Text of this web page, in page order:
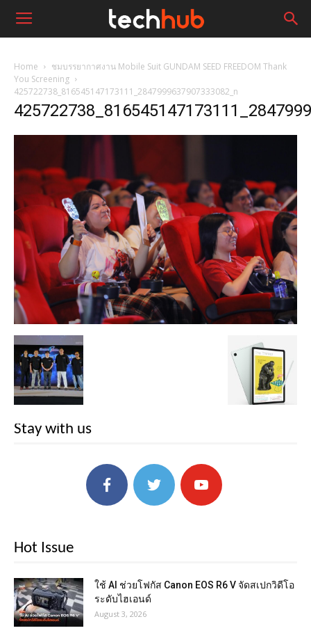
Home
ชมบรรยากาศงาน Mobile Suit GUNDAM SEED FREEDOM Thank
You Screening
425722738_816545147173111_2847999637907333082_n
Stay with us
Hot Issue
ใช้ AI ช่วยโฟกัส Canon EOS R6 V จัดสเปกวิดีโอ
ระดับไฮเอนด์
August 3, 2026